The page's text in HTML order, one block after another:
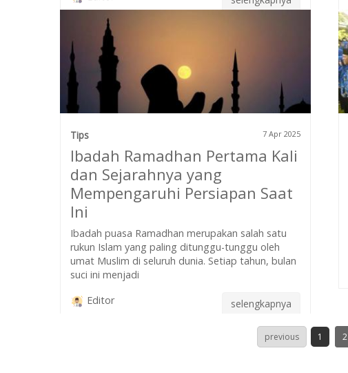
Tips 7 Apr 2025
Ibadah Ramadhan Pertama Kali
dan Sejarahnya yang
Mempengaruhi Persiapan Saat
Ini
Ibadah puasa Ramadhan merupakan salah satu
rukun Islam yang paling ditunggu-tunggu oleh
umat Muslim di seluruh dunia. Setiap tahun, bulan
suci ini menjadi
Editor
selengkapnya
previous 1 2